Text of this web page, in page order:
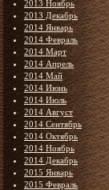
2013 Ноябрь
2013 Декабрь
2014 Январь
2014 Февраль
2014 Март
2014 Апрель
2014 Май
2014 Июнь
2014 Июль
2014 Август
2014 Сентябрь
2014 Октябрь
2014 Ноябрь
2014 Декабрь
2015 Январь
2015 Февраль